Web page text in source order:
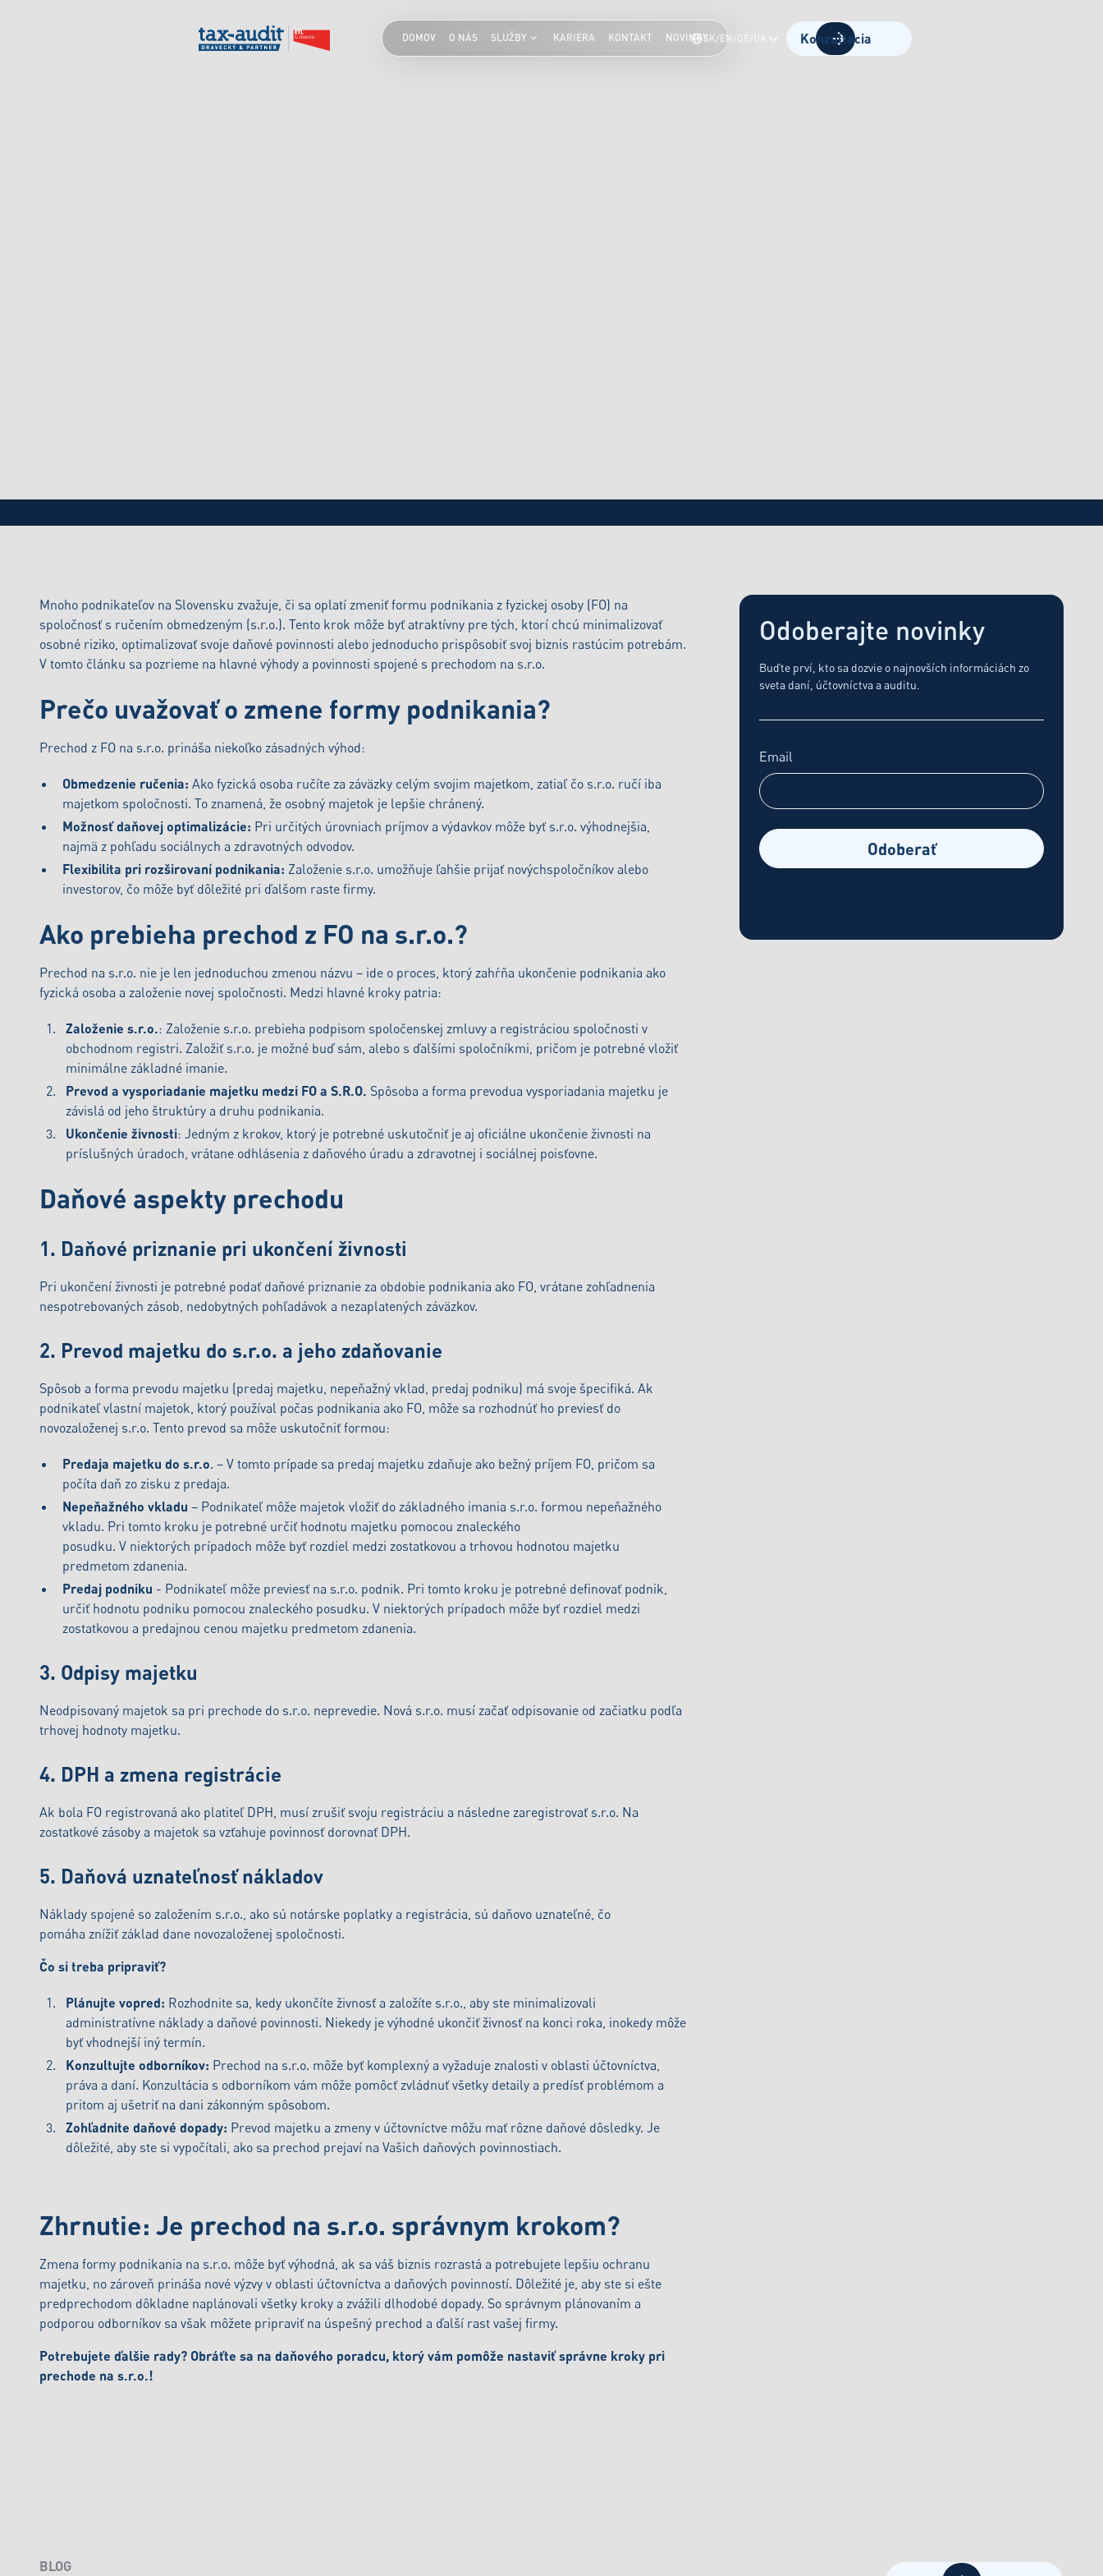
DOMOV O NÁS SLUŽBY KARIÉRA KONTAKT NOVINKYSK/EN/DE/UA Konzultácia
Mnoho podnikateľov na Slovensku zvažuje, či sa oplatí zmeniť formu podnikania z fyzickej osoby (FO) na
spoločnosť s ručením obmedzeným (s.r.o.). Tento krok môže byť atraktívny pre tých, ktorí chcú minimalizovať
osobné riziko, optimalizovať svoje daňové povinnosti alebo jednoducho prispôsobiť svoj biznis rastúcim potrebám.
V tomto článku sa pozrieme na hlavné výhody a povinnosti spojené s prechodom na s.r.o.
Prečo uvažovať o zmene formy podnikania?
Prechod z FO na s.r.o. prináša niekoľko zásadných výhod:
Obmedzenie ručenia: Ako fyzická osoba ručíte za záväzky celým svojim majetkom, zatiaľ čo s.r.o. ručí iba
majetkom spoločnosti. To znamená, že osobný majetok je lepšie chránený.
Možnosť daňovej optimalizácie: Pri určitých úrovniach príjmov a výdavkov môže byť s.r.o. výhodnejšia,
najmä z pohľadu sociálnych a zdravotných odvodov.
Flexibilita pri rozširovaní podnikania: Založenie s.r.o. umožňuje ľahšie prijať novýchspoločníkov alebo
investorov, čo môže byť dôležité pri ďalšom raste firmy.
Ako prebieha prechod z FO na s.r.o.?
Prechod na s.r.o. nie je len jednoduchou zmenou názvu – ide o proces, ktorý zahŕňa ukončenie podnikania ako
fyzická osoba a založenie novej spoločnosti. Medzi hlavné kroky patria:
Založenie s.r.o.: Založenie s.r.o. prebieha podpisom spoločenskej zmluvy a registráciou spoločnosti v
obchodnom registri. Založiť s.r.o. je možné buď sám, alebo s ďalšími spoločníkmi, pričom je potrebné vložiť
minimálne základné imanie.
Prevod a vysporiadanie majetku medzi FO a S.R.O. Spôsoba a forma prevodua vysporiadania majetku je
závislá od jeho štruktúry a druhu podnikania.
Ukončenie živnosti: Jedným z krokov, ktorý je potrebné uskutočniť je aj oficiálne ukončenie živnosti na
príslušných úradoch, vrátane odhlásenia z daňového úradu a zdravotnej i sociálnej poisťovne.
Daňové aspekty prechodu
1. Daňové priznanie pri ukončení živnosti
Pri ukončení živnosti je potrebné podať daňové priznanie za obdobie podnikania ako FO, vrátane zohľadnenia
nespotrebovaných zásob, nedobytných pohľadávok a nezaplatených záväzkov.
2. Prevod majetku do s.r.o. a jeho zdaňovanie
Spôsob a forma prevodu majetku (predaj majetku, nepeňažný vklad, predaj podniku) má svoje špecifiká. Ak
podnikateľ vlastní majetok, ktorý používal počas podnikania ako FO, môže sa rozhodnúť ho previesť do
novozaloženej s.r.o. Tento prevod sa môže uskutočniť formou:
Predaja majetku do s.r.o. – V tomto prípade sa predaj majetku zdaňuje ako bežný príjem FO, pričom sa
počíta daň zo zisku z predaja.
Nepeňažného vkladu – Podnikateľ môže majetok vložiť do základného imania s.r.o. formou nepeňažného
vkladu. Pri tomto kroku je potrebné určiť hodnotu majetku pomocou znaleckého
posudku. V niektorých prípadoch môže byť rozdiel medzi zostatkovou a trhovou hodnotou majetku
predmetom zdanenia.
Predaj podniku - Podnikateľ môže previesť na s.r.o. podnik. Pri tomto kroku je potrebné definovať podnik,
určiť hodnotu podniku pomocou znaleckého posudku. V niektorých prípadoch môže byť rozdiel medzi
zostatkovou a predajnou cenou majetku predmetom zdanenia.
3. Odpisy majetku
Neodpisovaný majetok sa pri prechode do s.r.o. neprevedie. Nová s.r.o. musí začať odpisovanie od začiatku podľa
trhovej hodnoty majetku.
4. DPH a zmena registrácie
Ak bola FO registrovaná ako platiteľ DPH, musí zrušiť svoju registráciu a následne zaregistrovať s.r.o. Na
zostatkové zásoby a majetok sa vzťahuje povinnosť dorovnať DPH.
5. Daňová uznateľnosť nákladov
Náklady spojené so založením s.r.o., ako sú notárske poplatky a registrácia, sú daňovo uznateľné, čo
pomáha znížiť základ dane novozaloženej spoločnosti.
Čo si treba pripraviť?
Plánujte vopred: Rozhodnite sa, kedy ukončíte živnosť a založíte s.r.o., aby ste minimalizovali
administratívne náklady a daňové povinnosti. Niekedy je výhodné ukončiť živnosť na konci roka, inokedy môže
byť vhodnejší iný termín.
Konzultujte odborníkov: Prechod na s.r.o. môže byť komplexný a vyžaduje znalosti v oblasti účtovníctva,
práva a daní. Konzultácia s odborníkom vám môže pomôcť zvládnuť všetky detaily a predísť problémom a
pritom aj ušetriť na dani zákonným spôsobom.
Zohľadnite daňové dopady: Prevod majetku a zmeny v účtovníctve môžu mať rôzne daňové dôsledky. Je
dôležité, aby ste si vypočítali, ako sa prechod prejaví na Vašich daňových povinnostiach.
Zhrnutie: Je prechod na s.r.o. správnym krokom?
Zmena formy podnikania na s.r.o. môže byť výhodná, ak sa váš biznis rozrastá a potrebujete lepšiu ochranu
majetku, no zároveň prináša nové výzvy v oblasti účtovníctva a daňových povinností. Dôležité je, aby ste si ešte
predprechodom dôkladne naplánovali všetky kroky a zvážili dlhodobé dopady. So správnym plánovaním a
podporou odborníkov sa však môžete pripraviť na úspešný prechod a ďalší rast vašej firmy.
Potrebujete ďalšie rady? Obráťte sa na daňového poradcu, ktorý vám pomôže nastaviť správne kroky pri
prechode na s.r.o.!
Odoberajte novinky
Buďte prví, kto sa dozvie o najnovších informáciách zo
sveta daní, účtovníctva a auditu.
Email
BLOG